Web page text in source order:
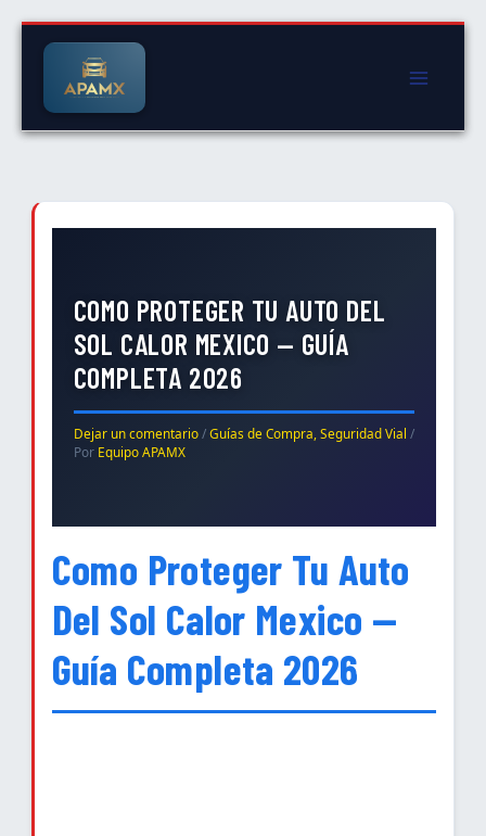
contenido
COMO PROTEGER TU AUTO DEL
SOL CALOR MEXICO — GUÍA
COMPLETA 2026
Dejar un comentario /Guías de Compra Seguridad Vial /
Por Equipo APAMX
Como Proteger Tu Auto
Del Sol Calor Mexico —
Guía Completa 2026